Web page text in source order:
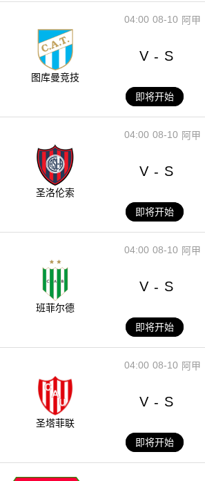
08-10
04:00 阿甲
图库曼竞技
V - S
即将开始
08-10
04:00 阿甲
圣洛伦索
V - S
即将开始
08-10
04:00 阿甲
班菲尔德
V - S
即将开始
08-10
04:00 阿甲
圣塔菲联
V - S
即将开始